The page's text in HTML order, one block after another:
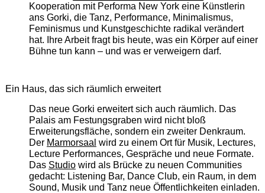
Kooperation mit Performa New York eine Künstlerin
ans Gorki, die Tanz, Performance, Minimalismus,
Feminismus und Kunstgeschichte radikal verändert
hat. Ihre Arbeit fragt bis heute, was ein Körper auf einer
Bühne tun kann – und was er verweigern darf.
Ein Haus, das sich räumlich erweitert
Das neue Gorki erweitert sich auch räumlich. Das
Palais am Festungsgraben wird nicht bloß
Erweiterungsfläche, sondern ein zweiter Denkraum.
Der Marmorsaal wird zu einem Ort für Musik, Lectures,
Lecture Performances, Gespräche und neue Formate.
Das Studiowird als Brücke zu neuen Communities
gedacht: Listening Bar, Dance Club, ein Raum, in dem
Sound, Musik und Tanz neue Öffentlichkeiten einladen.